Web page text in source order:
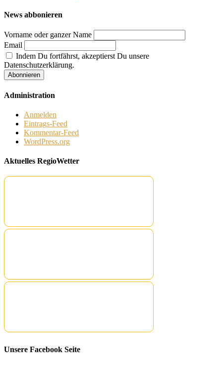
News abbonieren
Vorname oder ganzer Name
Email
Indem Du fortfährst, akzeptierst Du unsere
Datenschutzerklärung.
Administration
Anmelden
Eintrags-Feed
Kommentar-Feed
WordPress.org
Aktuelles RegioWetter
Unsere Facebook Seite